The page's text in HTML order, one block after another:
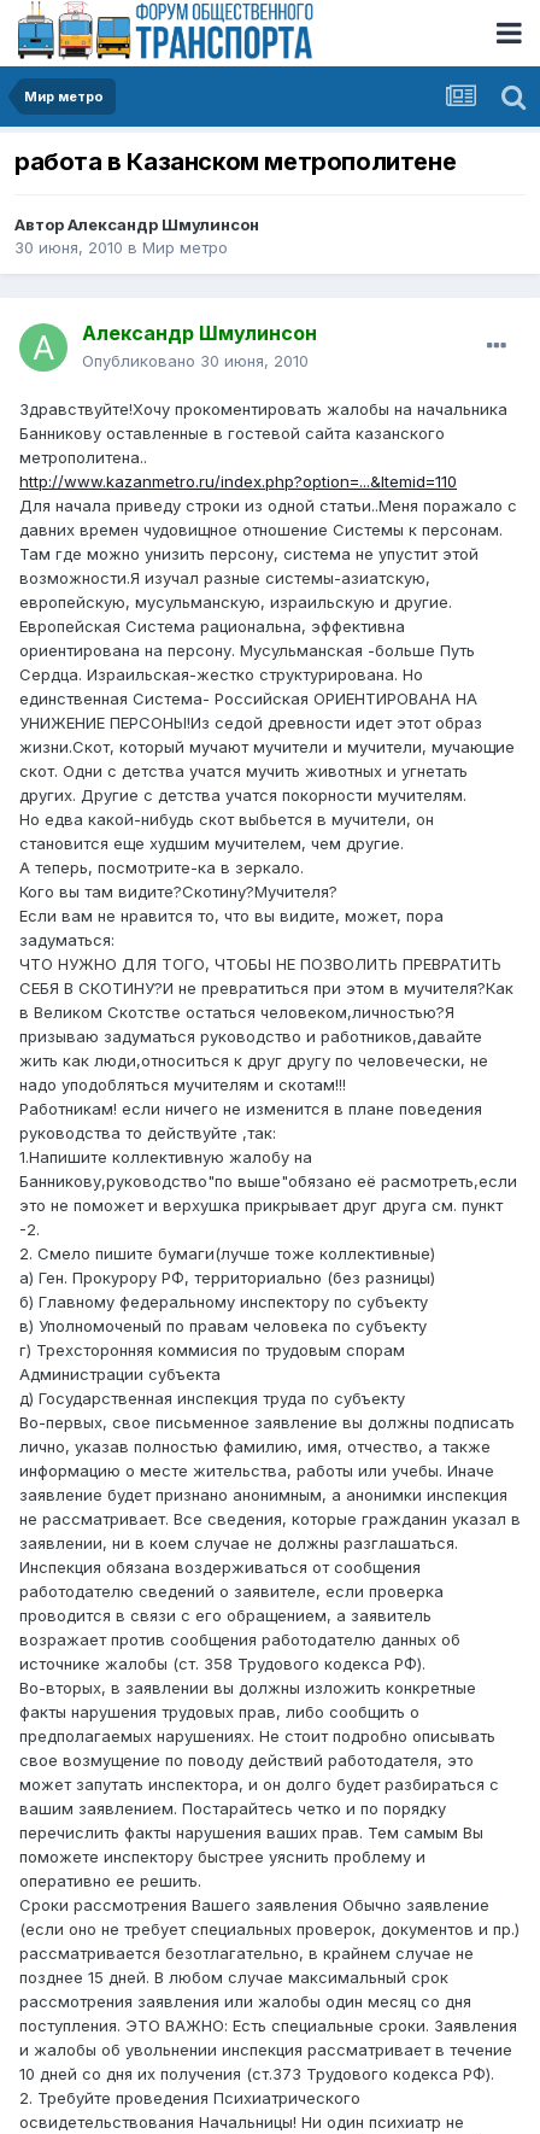
Мир метро
работа в Казанском метрополитене
АвторАлександр Шмулинсон
30 июня, 2010 в Мир метро
Александр Шмулинсон
Опубликовано 30 июня, 2010
Здравствуйте!Хочу прокоментировать жалобы на начальника
Банникову оставленные в гостевой сайта казанского
метрополитена..
http://www.kazanmetro.ru/index.php?option=...&Itemid=110
Для начала приведу строки из одной статьи..Меня поражало с
давних времен чудовищное отношение Системы к персонам.
Там где можно унизить персону, система не упустит этой
возможности.Я изучал разные системы-азиатскую,
европейскую, мусульманскую, израильскую и другие.
Европейская Система рациональна, эффективна
ориентирована на персону. Мусульманская -больше Путь
Сердца. Израильская-жестко структурирована. Но
единственная Система- Российская ОРИЕНТИРОВАНА НА
УНИЖЕНИЕ ПЕРСОНЫ!Из седой древности идет этот образ
жизни.Скот, который мучают мучители и мучители, мучающие
скот. Одни с детства учатся мучить животных и угнетать
других. Другие с детства учатся покорности мучителям.
Но едва какой-нибудь скот выбьется в мучители, он
становится еще худшим мучителем, чем другие.
А теперь, посмотрите-ка в зеркало.
Кого вы там видите?Скотину?Мучителя?
Если вам не нравится то, что вы видите, может, пора
задуматься:
ЧТО НУЖНО ДЛЯ ТОГО, ЧТОБЫ НЕ ПОЗВОЛИТЬ ПРЕВРАТИТЬ
СЕБЯ В СКОТИНУ?И не превратиться при этом в мучителя?Как
в Великом Скотстве остаться человеком,личностью?Я
призываю задуматься руководство и работников,давайте
жить как люди,относиться к друг другу по человечески, не
надо уподобляться мучителям и скотам!!!
Работникам! если ничего не изменится в плане поведения
руководства то действуйте ,так:
1.Напишите коллективную жалобу на
Банникову,руководство"по выше"обязано её расмотреть,если
это не поможет и верхушка прикрывает друг друга см. пункт
-2.
2. Смело пишите бумаги(лучше тоже коллективные)
а) Ген. Прокурору РФ, территориально (без разницы)
б) Главному федеральному инспектору по субъекту
в) Уполномоченый по правам человека по субъекту
г) Трехсторонняя коммисия по трудовым спорам
Администрации субъекта
д) Государственная инспекция труда по субъекту
Во-первых, свое письменное заявление вы должны подписать
лично, указав полностью фамилию, имя, отчество, а также
информацию о месте жительства, работы или учебы. Иначе
заявление будет признано анонимным, а анонимки инспекция
не рассматривает. Все сведения, которые гражданин указал в
заявлении, ни в коем случае не должны разглашаться.
Инспекция обязана воздерживаться от сообщения
работодателю сведений о заявителе, если проверка
проводится в связи с его обращением, а заявитель
возражает против сообщения работодателю данных об
источнике жалобы (ст. 358 Трудового кодекса РФ).
Во-вторых, в заявлении вы должны изложить конкретные
факты нарушения трудовых прав, либо сообщить о
предполагаемых нарушениях. Не стоит подробно описывать
свое возмущение по поводу действий работодателя, это
может запутать инспектора, и он долго будет разбираться с
вашим заявлением. Постарайтесь четко и по порядку
перечислить факты нарушения ваших прав. Тем самым Вы
поможете инспектору быстрее уяснить проблему и
оперативно ее решить.
Сроки рассмотрения Вашего заявления Обычно заявление
(если оно не требует специальных проверок, документов и пр.)
рассматривается безотлагательно, в крайнем случае не
позднее 15 дней. В любом случае максимальный срок
рассмотрения заявления или жалобы один месяц со дня
поступления. ЭТО ВАЖНО: Есть специальные сроки. Заявления
и жалобы об увольнении инспекция рассматривает в течение
10 дней со дня их получения (ст.373 Трудового кодекса РФ).
2. Требуйте проведения Психиатрического
освидетельствования Начальницы! Ни один психиатр не